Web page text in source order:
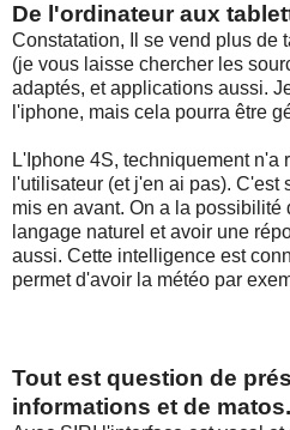
De l'ordinateur aux
Constatation, Il se vend plus de
(je vous laisse chercher les
adaptés, et applications aussi.
l'iphone, mais cela pourra être
L'Iphone 4S, techniquement n'a
l'utilisateur (et j'en ai pas). C'est
mis en avant. On a la possibilité
langage naturel et avoir une
aussi. Cette intelligence est
permet d'avoir la météo par
Tout est question de
informations et de matos.